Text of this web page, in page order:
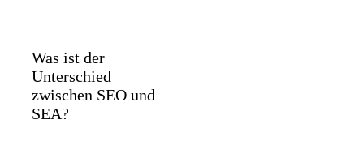
Was ist der
Unterschied
zwischen SEO und
SEA?